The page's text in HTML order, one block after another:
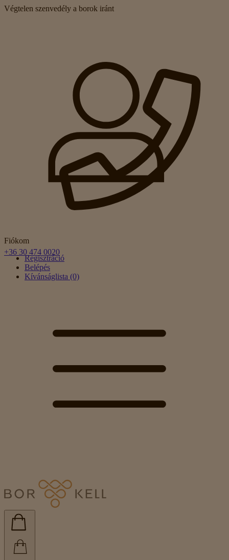
Végtelen szenvedély a borok iránt
Fiókom
Regisztráció
Belépés
Kívánságlista (0)
+36 30 474 0020